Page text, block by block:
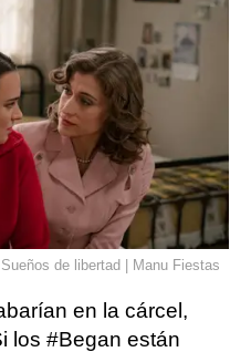
de libertad | Manu Fiestas
en la cárcel,
los #Began están